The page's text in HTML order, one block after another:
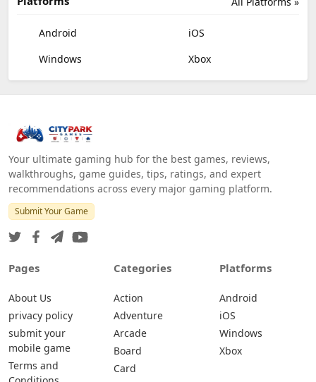
Android
iOS
Windows
Xbox
Your ultimate gaming hub for the best games, reviews,
walkthroughs, game guides, tips, ratings, and expert
recommendations across every major gaming platform.
Submit Your Game
Pages
About Us
privacy policy
submit your
mobile game
Terms and
Categories
Action
Adventure
Arcade
Board
Card
Platforms
Android
iOS
Windows
Xbox